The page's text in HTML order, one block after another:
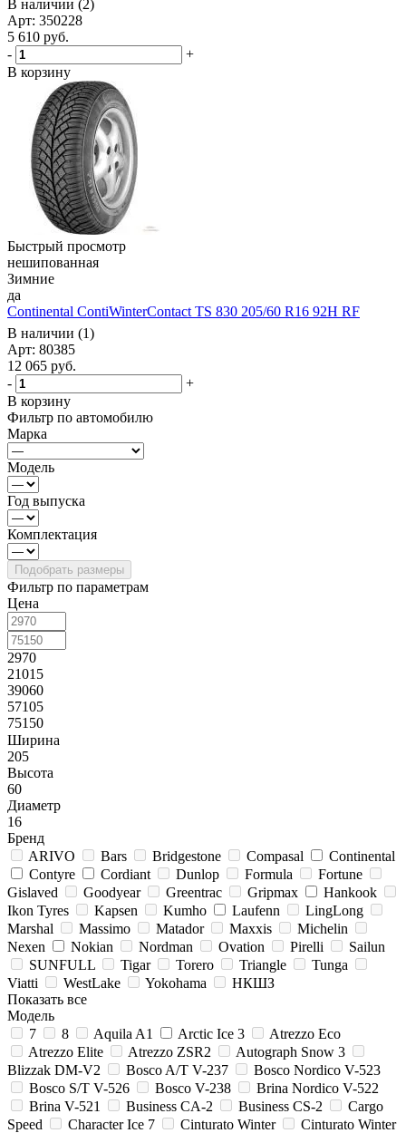
В наличии (2)
Арт: 350228
5 610 руб.
-
+
В корзину
Быстрый просмотр
нешипованная
Зимние
да
Continental ContiWinterContact TS 830 205/60 R16 92H RF
В наличии (1)
Арт: 80385
12 065 руб.
-
+
В корзину
Фильтр по автомобилю
Марка
Модель
Год выпуска
Комплектация
Фильтр по параметрам
Цена
2970
21015
39060
57105
75150
Ширина
205
Высота
60
Диаметр
16
Бренд
ARIVO
Bars Bridgestone Compasal
Continental
Contyre
Cordiant Dunlop Formula
Fortune
Gislaved
Goodyear Greentrac Gripmax
Hankook
Ikon Tyres
Kapsen Kumho Laufenn
LingLong
Marshal
Massimo Matador Maxxis
Michelin
Nexen
Nokian Nordman Ovation Pirelli
Sailun
SUNFULL
Tigar Torero Triangle
Tunga
Viatti
WestLake Yokohama
НКШЗ
Показать все
Модель
7
8 Aquila A1 Arctic Ice 3
Atrezzo Eco
Atrezzo Elite
Atrezzo ZSR2
Autograph Snow 3
Blizzak DM-V2
Bosco A/T V-237
Bosco Nordico V-523
Bosco S/T V-526
Bosco V-238
Brina Nordico V-522
Brina V-521
Business CA-2 Business CS-2
Cargo
Speed
Character Ice 7 Cinturato Winter
Cinturato Winter